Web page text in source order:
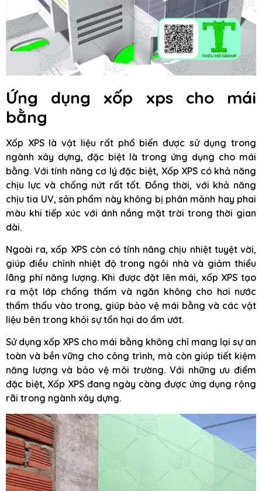
Ứng dụng xốp xps cho mái
bằng
Xốp XPS là vật liệu rất phổ biến được sử dụng trong
ngành xây dựng, đặc biệt là trong ứng dụng cho mái
bằng. Với tính năng cơ lý đặc biệt, Xốp XPS có khả năng
chịu lực và chống nứt rất tốt. Đồng thời, với khả năng
chịu tia UV, sản phẩm này không bị phân mảnh hay phai
màu khi tiếp xúc với ánh nắng mặt trời trong thời gian
dài.
Ngoài ra, xốp XPS còn có tính năng chịu nhiệt tuyệt vời,
giúp điều chỉnh nhiệt độ trong ngôi nhà và giảm thiểu
lãng phí năng lượng. Khi được đặt lên mái, xốp XPS tạo
ra một lớp chống thấm và ngăn không cho hơi nước
thẩm thấu vào trong, giúp bảo vệ mái bằng và các vật
liệu bên trong khỏi sự tổn hại do ẩm ướt.
Sử dụng xốp XPS cho mái bằng không chỉ mang lại sự an
toàn và bền vững cho công trình, mà còn giúp tiết kiệm
năng lượng và bảo vệ môi trường. Với những ưu điểm
đặc biệt, Xốp XPS đang ngày càng được ứng dụng rộng
rãi trong ngành xây dựng.